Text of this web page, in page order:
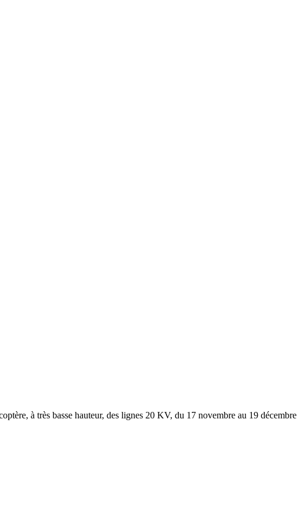
à très basse hauteur, des lignes 20 KV, du 17 novembre au 19 décembre